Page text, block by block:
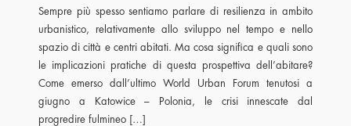
Sempre più spesso sentiamo parlare di resilienza in ambito
urbanistico, relativamente allo sviluppo nel tempo e nello
spazio di città e centri abitati. Ma cosa significa e quali sono
le implicazioni pratiche di questa prospettiva dell’abitare?
Come emerso dall’ultimo World Urban Forum tenutosi a
giugno a Katowice – Polonia, le crisi innescate dal
progredire fulmineo […]